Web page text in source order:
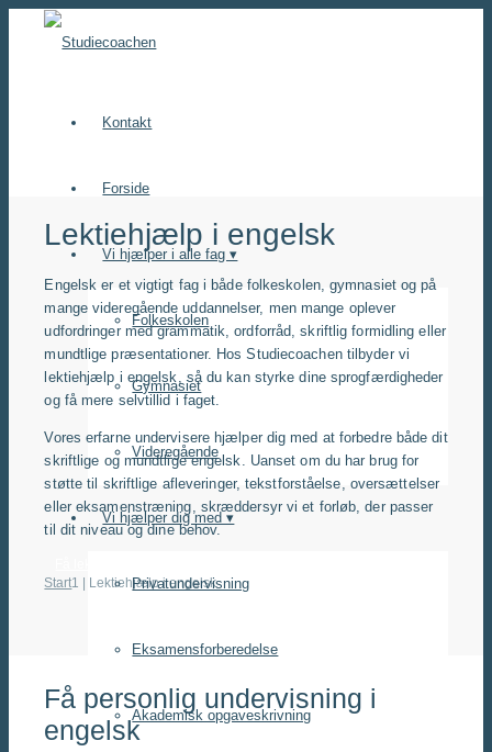
Kontakt
Forside
Vi hjælper i alle fag ▾
Folkeskolen
Gymnasiet
Videregående
Vi hjælper dig med ▾
Privatundervisning
Eksamensforberedelse
Akademisk opgaveskrivning
Lektiehjælp i engelsk
Engelsk er et vigtigt fag i både folkeskolen, gymnasiet og på
mange videregående uddannelser, men mange oplever
udfordringer med grammatik, ordforråd, skriftlig formidling eller
mundtlige præsentationer. Hos Studiecoachen tilbyder vi
lektiehjælp i engelsk, så du kan styrke dine sprogfærdigheder
og få mere selvtillid i faget.
Vores erfarne undervisere hjælper dig med at forbedre både dit
skriftlige og mundtlige engelsk. Uanset om du har brug for
støtte til skriftlige afleveringer, tekstforståelse, oversættelser
eller eksamenstræning, skræddersyr vi et forløb, der passer
til dit niveau og dine behov.
Start1 | Lektiehjælp i engelsk
Få personlig undervisning i
engelsk